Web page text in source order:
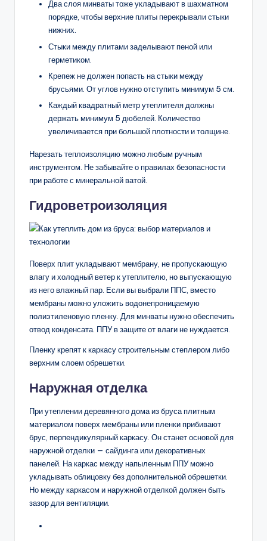
Два слоя минваты тоже укладывают в шахматном
порядке, чтобы верхние плиты перекрывали стыки
нижних.
Стыки между плитами заделывают пеной или
герметиком.
Крепеж не должен попасть на стыки между
брусьями. От углов нужно отступить минимум 5 см.
Каждый квадратный метр утеплителя должны
держать минимум 5 дюбелей. Количество
увеличивается при большой плотности и толщине.
Нарезать теплоизоляцию можно любым ручным
инструментом. Не забывайте о правилах безопасности
при работе с минеральной ватой.
Гидроветроизоляция
Поверх плит укладывают мембрану, не пропускающую
влагу и холодный ветер к утеплителю, но выпускающую
из него влажный пар. Если вы выбрали ППС, вместо
мембраны можно уложить водонепроницаемую
полиэтиленовую пленку. Для минваты нужно обеспечить
отвод конденсата. ППУ в защите от влаги не нуждается.
Пленку крепят к каркасу строительным степлером либо
верхним слоем обрешетки.
Наружная отделка
При утеплении деревянного дома из бруса плитным
материалом поверх мембраны или пленки прибивают
брус, перпендикулярный каркасу. Он станет основой для
наружной отделки — сайдинга или декоративных
панелей. На каркас между напыленным ППУ можно
укладывать облицовку без дополнительной обрешетки.
Но между каркасом и наружной отделкой должен быть
зазор для вентиляции.